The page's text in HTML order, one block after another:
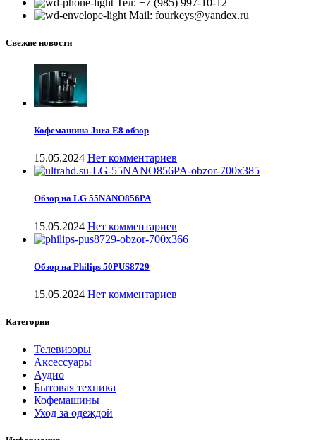
Mail: fourkeys@yandex.ru
Свежие новости
Кофемашина Jura E8 обзор
15.05.2024 Нет комментариев
Обзор на LG 55NANO856PA
15.05.2024 Нет комментариев
Обзор на Philips 50PUS8729
15.05.2024 Нет комментариев
Категории
Телевизоры
Аксессуары
Аудио
Бытовая техника
Кофемашины
Уход за одеждой